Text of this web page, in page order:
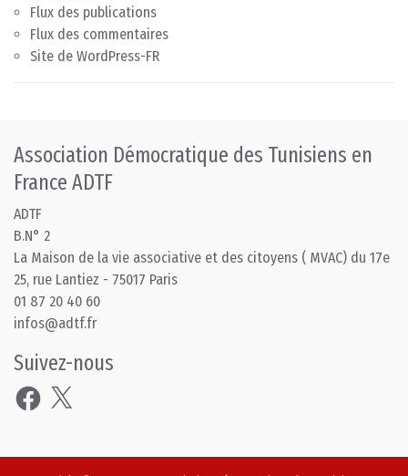
Flux des publications
Flux des commentaires
Site de WordPress-FR
Association Démocratique des Tunisiens en
France ADTF
ADTF
B.N° 2
La Maison de la vie associative et des citoyens ( MVAC) du 17e
25, rue Lantiez - 75017 Paris
01 87 20 40 60
infos@adtf.fr
Suivez-nous
Facebook
X